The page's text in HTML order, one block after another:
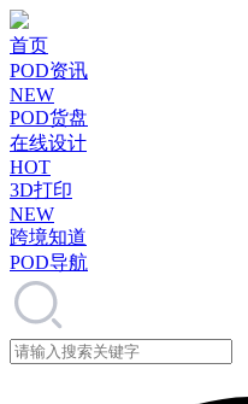
首页
POD资讯
NEW
POD货盘
在线设计
HOT
3D打印
NEW
跨境知道
POD导航